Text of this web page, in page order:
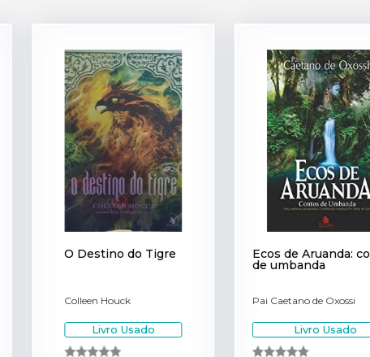
O Destino do Tigre
Colleen Houck
Livro Usado
Ecos de Aruanda:
de umbanda
Pai Caetano de Oxossi
Livro Usado